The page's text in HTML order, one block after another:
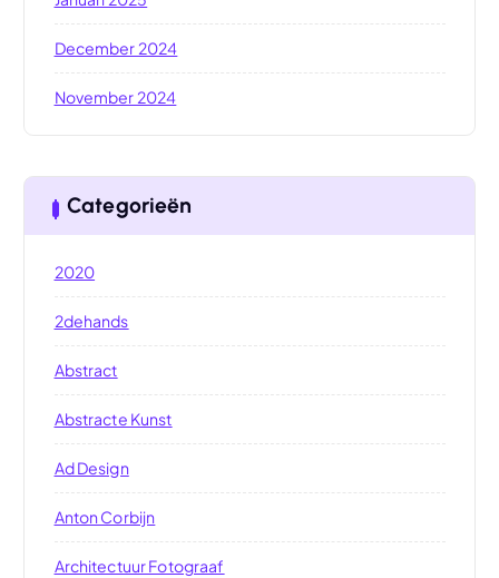
December 2024
November 2024
Categorieën
2020
2dehands
Abstract
Abstracte Kunst
Ad Design
Anton Corbijn
Architectuur Fotograaf